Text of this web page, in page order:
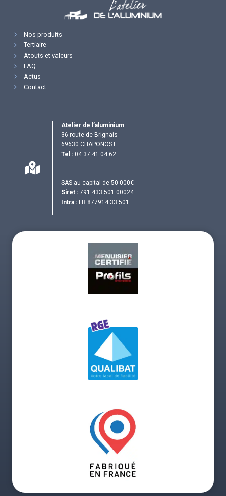
Nos produits
Tertiaire
Atouts et valeurs
FAQ
Actus
Contact
Atelier de l’aluminium
36 route de Brignais
69630 CHAPONOST
Tel : 04.37.41.04.62
SAS au capital de 50 000€
Siret : 791 433 501 00024
Intra : FR 877914 33 501